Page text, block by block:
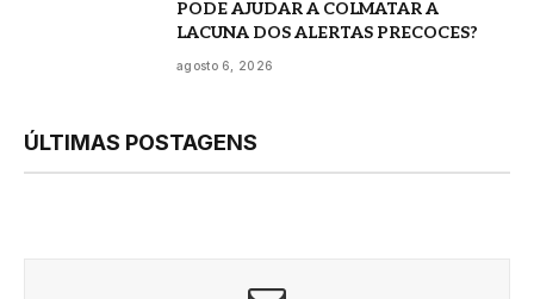
PODE AJUDAR A COLMATAR A
LACUNA DOS ALERTAS PRECOCES?
agosto 6, 2026
ÚLTIMAS POSTAGENS